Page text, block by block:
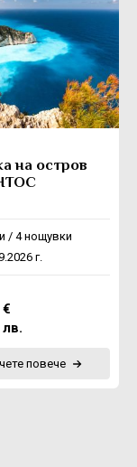
на остров
6 дни / 4 нощувки
г.
€
лв.
повече